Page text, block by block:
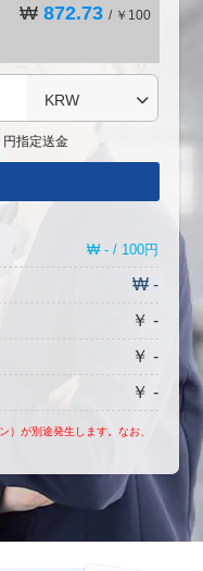
₩872.73 / ￥100
KRW
円指定送金
₩ - / 100円
₩ -
￥ -
￥ -
￥ -
）が別途発生します。なお、